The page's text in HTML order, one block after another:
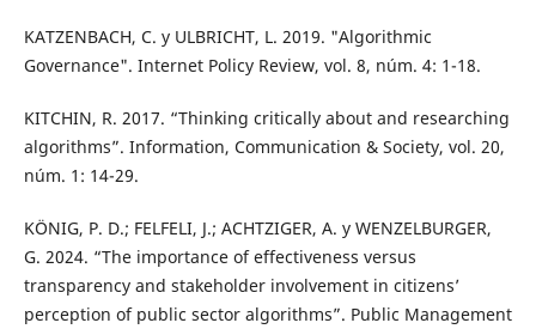
KATZENBACH, C. y ULBRICHT, L. 2019. "Algorithmic
Governance". Internet Policy Review, vol. 8, núm. 4: 1-18.
KITCHIN, R. 2017. “Thinking critically about and researching
algorithms”. Information, Communication & Society, vol. 20,
núm. 1: 14-29.
KÖNIG, P. D.; FELFELI, J.; ACHTZIGER, A. y WENZELBURGER,
G. 2024. “The importance of effectiveness versus
transparency and stakeholder involvement in citizens’
perception of public sector algorithms”. Public Management